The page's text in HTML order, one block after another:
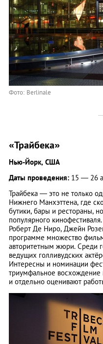
Фото: Berlinale
«Трайбека»
Нью-Йорк, США
Даты проведения: 15 — 26
Трайбека — это не только
Нижнего Манхэттена, где
бутики, бары и рестораны,
популярного
Роберт Де Ниро, Джейн
программе множество
авторитетным жюри. Среди
ведущих голливудских
Интересны и номинации
триумфальное восхождение
и отдельно оценивают